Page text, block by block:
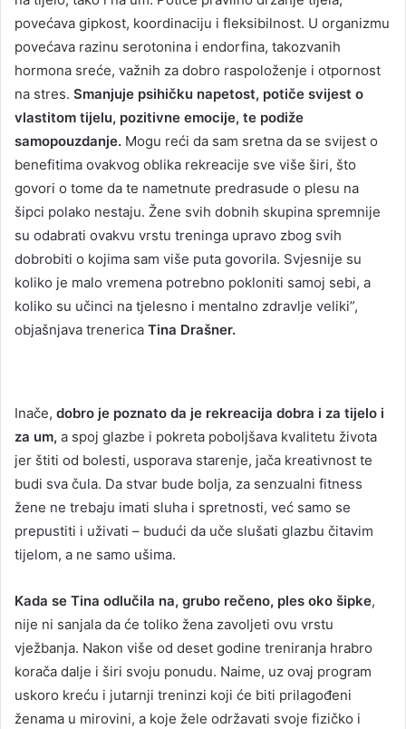
povećava gipkost, koordinaciju i fleksibilnost. U organizmu
povećava razinu serotonina i endorfina, takozvanih
hormona sreće, važnih za dobro raspoloženje i otpornost
na stres. Smanjuje psihičku napetost, potiče svijest o
vlastitom tijelu, pozitivne emocije, te podiže
samopouzdanje. Mogu reći da sam sretna da se svijest o
benefitima ovakvog oblika rekreacije sve više širi, što
govori o tome da te nametnute predrasude o plesu na
šipci polako nestaju. Žene svih dobnih skupina spremnije
su odabrati ovakvu vrstu treninga upravo zbog svih
dobrobiti o kojima sam više puta govorila. Svjesnije su
koliko je malo vremena potrebno pokloniti samoj sebi, a
koliko su učinci na tjelesno i mentalno zdravlje veliki”,
objašnjava trenerica Tina Drašner.
Inače, dobro je poznato da je rekreacija dobra i za tijelo i
za um, a spoj glazbe i pokreta poboljšava kvalitetu života
jer štiti od bolesti, usporava starenje, jača kreativnost te
budi sva čula. Da stvar bude bolja, za senzualni fitness
žene ne trebaju imati sluha i spretnosti, već samo se
prepustiti i uživati – budući da uče slušati glazbu čitavim
tijelom, a ne samo ušima.
Kada se Tina odlučila na, grubo rečeno, ples oko šipke,
nije ni sanjala da će toliko žena zavoljeti ovu vrstu
vježbanja. Nakon više od deset godine treniranja hrabro
korača dalje i širi svoju ponudu. Naime, uz ovaj program
uskoro kreću i jutarnji treninzi koji će biti prilagođeni
ženama u mirovini, a koje žele održavati svoje fizičko i